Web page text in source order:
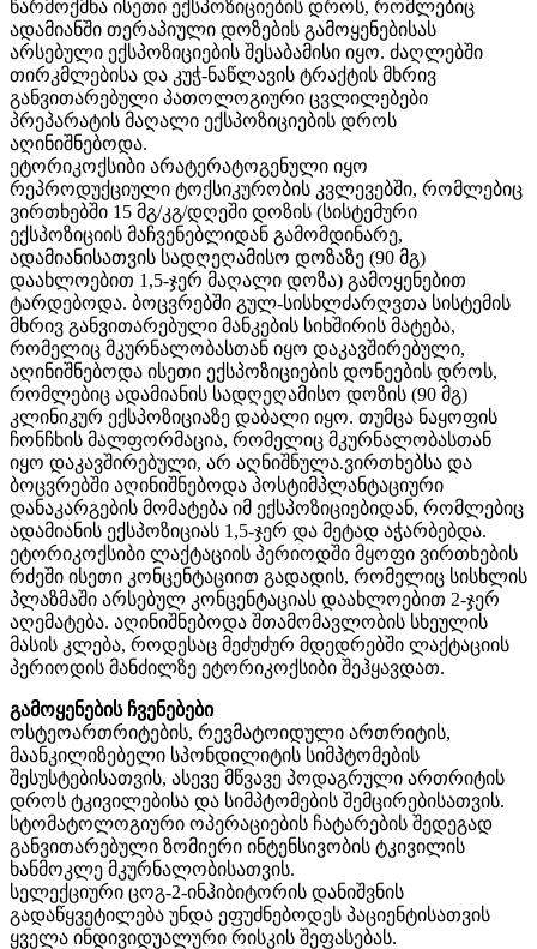
წარმოქმნა ისეთი ექსპოზიციების დროს, რომლებიც
ადამიანში თერაპიული დოზების გამოყენებისას
არსებული ექსპოზიციების შესაბამისი იყო. ძაღლებში
თირკმლებისა და კუჭ-ნაწლავის ტრაქტის მხრივ
განვითარებული პათოლოგიური ცვლილებები
პრეპარატის მაღალი ექსპოზიციების დროს
აღინიშნებოდა.
ეტორიკოქსიბი არატერატოგენული იყო
რეპროდუქციული ტოქსიკურობის კვლევებში, რომლებიც
ვირთხებში 15 მგ/კგ/დღეში დოზის (სისტემური
ექსპოზიციის მაჩვენებლიდან გამომდინარე,
ადამიანისათვის სადღეღამისო დოზაზე (90 მგ)
დაახლოებით 1,5-ჯერ მაღალი დოზა) გამოყენებით
ტარდებოდა. ბოცვრებში გულ-სისხლძარღვთა სისტემის
მხრივ განვითარებული მანკების სიხშირის მატება,
რომელიც მკურნალობასთან იყო დაკავშირებული,
აღინიშნებოდა ისეთი ექსპოზიციების დონეების დროს,
რომლებიც ადამიანის სადღეღამისო დოზის (90 მგ)
კლინიკურ ექსპოზიციაზე დაბალი იყო. თუმცა ნაყოფის
ჩონჩხის მალფორმაცია, რომელიც მკურნალობასთან
იყო დაკავშირებული, არ აღნიშნულა.ვირთხებსა და
ბოცვრებში აღინიშნებოდა პოსტიმპლანტაციური
დანაკარგების მომატება იმ ექსპოზიციებიდან, რომლებიც
ადამიანის ექსპოზიციას 1,5-ჯერ და მეტად აჭარბებდა.
ეტორიკოქსიბი ლაქტაციის პერიოდში მყოფი ვირთხების
რძეში ისეთი კონცენტაციით გადადის, რომელიც სისხლის
პლაზმაში არსებულ კონცენტაციას დაახლოებით 2-ჯერ
აღემატება. აღინიშნებოდა შთამომავლობის სხეულის
მასის კლება, როდესაც მეძუძურ მდედრებში ლაქტაციის
პერიოდის მანძილზე ეტორიკოქსიბი შეჰყავდათ.
გამოყენების ჩვენებები
ოსტეოართრიტების, რევმატოიდული ართრიტის,
მაანკილიზებელი სპონდილიტის სიმპტომების
შესუსტებისათვის, ასევე მწვავე პოდაგრული ართრიტის
დროს ტკივილებისა და სიმპტომების შემცირებისათვის.
სტომატოლოგიური ოპერაციების ჩატარების შედეგად
განვითარებული ზომიერი ინტენსივობის ტკივილის
ხანმოკლე მკურნალობისათვის.
სელექციური ცოგ-2-ინჰიბიტორის დანიშვნის
გადაწყვეტილება უნდა ეფუძნებოდეს პაციენტისათვის
ყველა ინდივიდუალური რისკის შეფასებას.